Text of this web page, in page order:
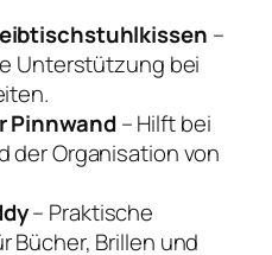
–
Unterstützung bei
Pinnwand– Hilft bei
der Organisation von
– Praktische
Bücher, Brillen und